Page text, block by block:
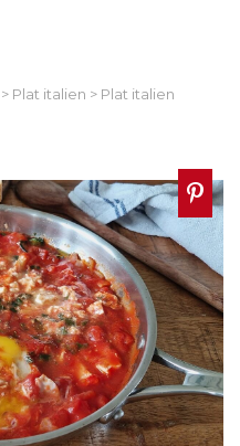
> Plat italien > Plat italien